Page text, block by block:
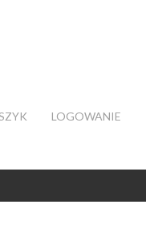
LOGOWANIE